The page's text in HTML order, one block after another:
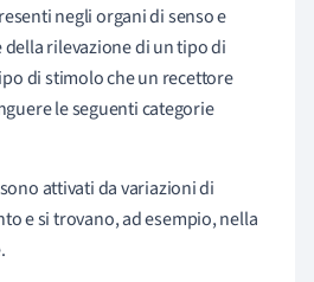
negli organi di senso e
rilevazione di un tipo di
di stimolo che un recettore
le seguenti categorie
attivati da variazioni di
e si trovano, ad esempio, nella